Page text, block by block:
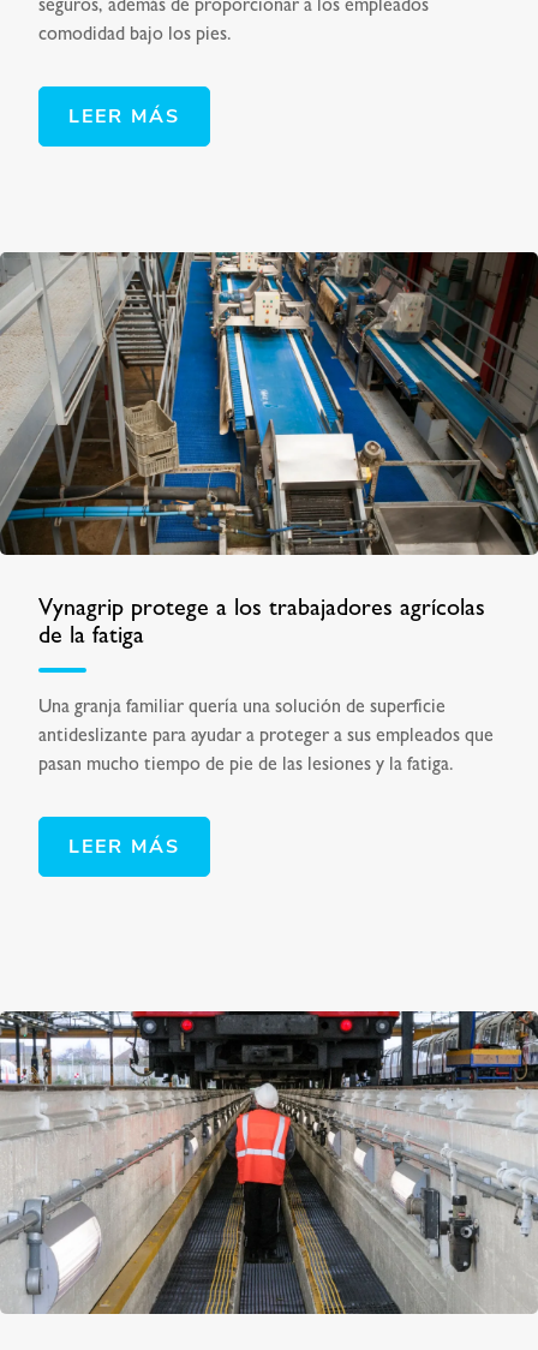
comodidad bajo los pies.
LEER MÁS
Vynagrip protege a los trabajadores agrícolas
de la fatiga
Una granja familiar quería una solución de superficie
antideslizante para ayudar a proteger a sus empleados que
pasan mucho tiempo de pie de las lesiones y la fatiga.
LEER MÁS